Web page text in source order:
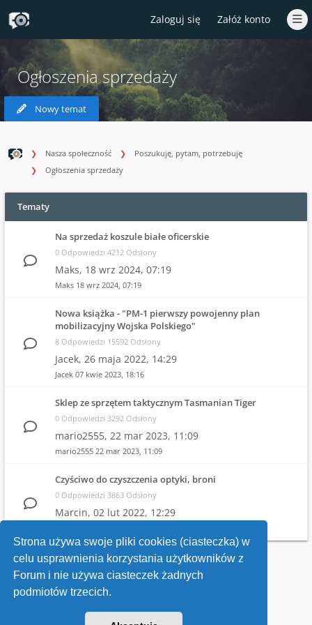
Strona używa swoje pliki cookies (ciasteczka) w
celu usprawnienia korzystania użytkowników z
Forum i nie używa ciasteczek żadnych
podmiotów trzecich.
Zaloguj się Załóż konto
Ogłoszenia sprzedaży
Nowy temat
Nasza społeczność
Poszukuję, pytam, potrzebuję
Ogłoszenia sprzedaży
Tematy
Na sprzedaż koszule białe oficerskie
0 Odpowiedzi 4212 Odsłony
Maks, 18 wrz 2024, 07:19
Maks 18 wrz 2024, 07:19
Nowa książka - "PM-1 pierwszy powojenny plan
mobilizacyjny Wojska Polskiego"
8 Odpowiedzi 15592 Odsłony
Jacek, 26 maja 2022, 14:29
Jacek 07 kwie 2023, 18:16
Sklep ze sprzętem taktycznym Tasmanian Tiger
0 Odpowiedzi 3292 Odsłony
mario2555, 22 mar 2023, 11:09
mario2555 22 mar 2023, 11:09
Czyściwo do czyszczenia optyki, broni
0 Odpowiedzi 3863 Odsłony
Marcin, 02 lut 2022, 12:29
Wróć do wykazu forów